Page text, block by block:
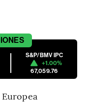
S&P/BMV IPC
+1.00%
67,059.76